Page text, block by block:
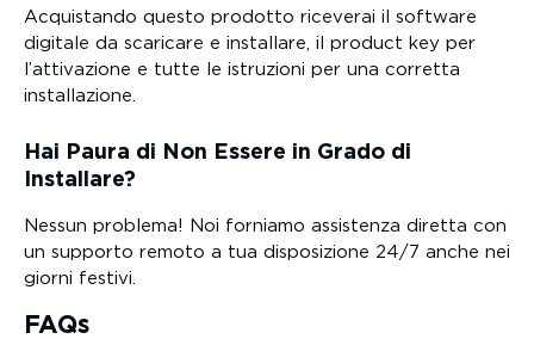
Acquistando questo prodotto riceverai il software
digitale da scaricare e installare, il product key per
l’attivazione e tutte le istruzioni per una corretta
installazione.
Hai Paura di Non Essere in Grado di
Installare?
Nessun problema! Noi forniamo assistenza diretta con
un supporto remoto a tua disposizione 24/7 anche nei
giorni festivi.
FAQs